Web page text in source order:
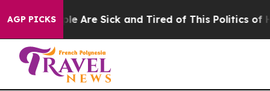
AGP PICKS
“People Are Sick and Tired of This Politics of